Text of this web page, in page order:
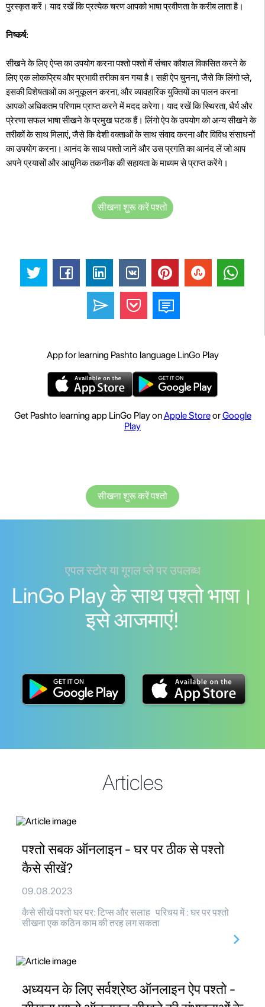
पुरस्कृत करें। याद रखें कि प्रत्येक चरण आपको भाषा प्रवीणता के करीब लाता है।
निष्कर्ष:
सीखने के लिए ऐप्स का उपयोग करना पश्तो पश्तो में संचार कौशल विकसित करने के
लिए एक लोकप्रिय और प्रभावी तरीका बन गया है। सही ऐप चुनना, जैसे कि लिंगो प्ले,
इसकी विशेषताओं का अनुकूलन करना, और व्यावहारिक युक्तियों का पालन करना
आपको अधिकतम परिणाम प्राप्त करने में मदद करेगा। याद रखें कि स्थिरता, धैर्य और
प्रेरणा सफल भाषा सीखने के प्रमुख घटक हैं। लिंगो ऐप के उपयोग को अन्य सीखने के
तरीकों के साथ मिलाएं, जैसे कि देशी वक्ताओं के साथ संवाद करना और विविध संसाधनों
का उपयोग करना। आनंद के साथ पश्तो जानें और उस प्रगति का आनंद लें जो आप
अपने प्रयासों और आधुनिक तकनीक की सहायता के माध्यम से प्राप्त करेंगे।
सीखना शुरू करें पश्तो
App for learning Pashto language LinGo Play
Get Pashto learning app LinGo Play onApple StoreorGoogle
Play
सीखना शुरू करें पश्तो
एपल स्टोर या गूगल प्ले पर उपलब्ध
LinGo Play के साथ पश्तो भाषा।
इसे आजमाएं!
Articles
पश्तो सबक ऑनलाइन - घर पर ठीक से पश्तो
कैसे सीखें?
09.08.2023
कैसे सीखें पश्तो घर पर: टिप्स और सलाह परिचय में : घर पर पश्तो
सीखना एक कठिन काम की तरह लग सकता
अध्ययन के लिए सर्वश्रेष्ठ ऑनलाइन ऐप पश्तो -